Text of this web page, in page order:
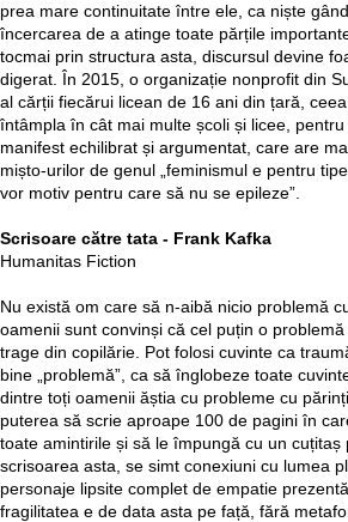
prea mare continuitate între ele, ca niște
încercarea de a atinge toate părțile
tocmai prin structura asta, discursul devine
digerat. În 2015, o organizație nonprofit din
al cărții fiecărui licean de 16 ani din țară,
întâmpla în cât mai multe școli și licee,
manifest echilibrat și argumentat, care are
mișto-urilor de genul „feminismul e pentru
vor motiv pentru care să nu se epileze”.
Scrisoare către tata - Frank Kafka
Humanitas Fiction
Nu există om care să n-aibă nicio problemă
oamenii sunt convinși că cel puțin o
trage din copilărie. Pot folosi cuvinte ca
bine „problemă”, ca să înglobeze toate
dintre toți oamenii ăștia cu probleme cu
puterea să scrie aproape 100 de pagini în
toate amintirile și să le împungă cu un cuțitaș
scrisoarea asta, se simt conexiuni cu lumea
personaje lipsite complet de empatie
fragilitatea e de data asta pe față, fără